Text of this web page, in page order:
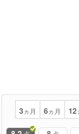
3ヵ月 6ヵ月 12